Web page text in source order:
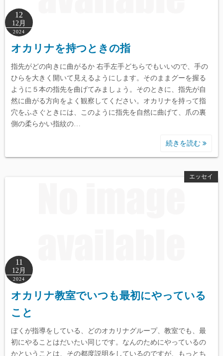
12
12月
2024
オカリナを持つときの指
指先がどの向きに曲がるか 右手左手どちらでもいいので、手の
ひらを大きく開いて見えるようにします。そのままグーを握る
ように５本の指先を曲げてみましょう。そのときに、指先が自
然に曲がる方向をよく観察してください。オカリナを持って指
穴をふさぐときには、このように指先を自然に曲げて、爪の裏
側の柔らかい指紋の…
続きを読む
エッセイ
11
12月
2024
オカリナ教室でいつも最初にやっている
こと
ぼくが指導をしている、どのオカリナグループ、教室でも、最
初にやることはだいたい同じです。なんのためにやっているの
かということは、その都度説明をしているのですが、もっとち